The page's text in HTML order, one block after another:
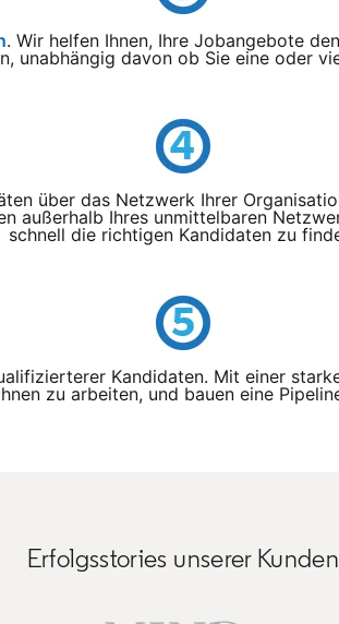
opens in a new tab
. Wir helfen Ihnen, Ihre Jobangebote
unabhängig davon ob Sie eine oder
über das Netzwerk Ihrer
außerhalb Ihres unmittelbaren
schnell die richtigen Kandidaten zu
Kandidaten. Mit einer
zu arbeiten, und bauen eine
Erfolgsstories unserer Kunden